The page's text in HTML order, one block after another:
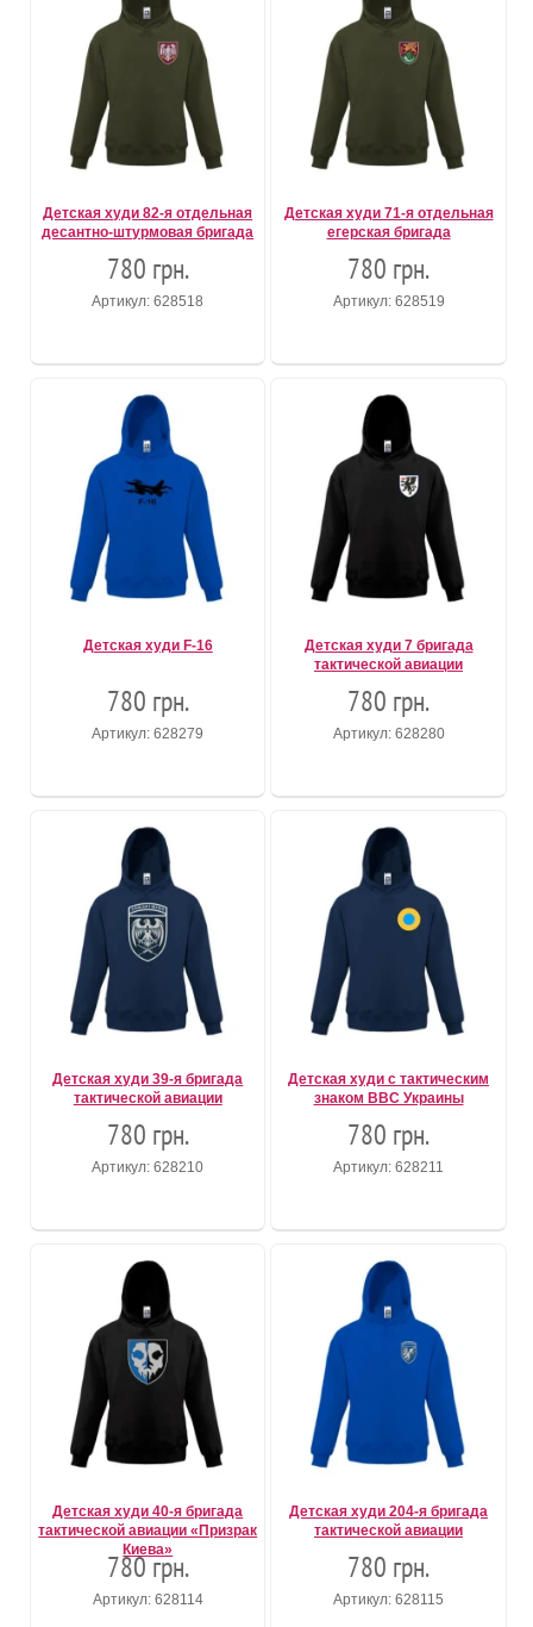
Детская худи 82-я отдельная
десантно-штурмовая бригада
780 грн.
Артикул: 628518
Детская худи 71-я отдельная
егерская бригада
780 грн.
Артикул: 628519
Детская худи F-16
780 грн.
Артикул: 628279
Детская худи 7 бригада
тактической авиации
780 грн.
Артикул: 628280
Детская худи 39-я бригада
тактической авиации
780 грн.
Артикул: 628210
Детская худи с тактическим
знаком ВВС Украины
780 грн.
Артикул: 628211
Детская худи 40-я бригада
тактической авиации «Призрак
Киева»
780 грн.
Артикул: 628114
Детская худи 204-я бригада
тактической авиации
780 грн.
Артикул: 628115